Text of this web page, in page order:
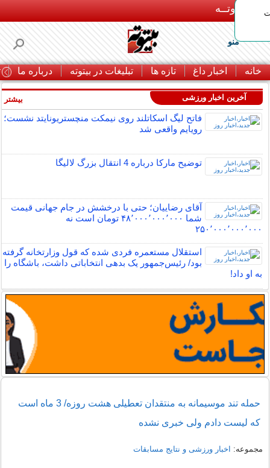
بـیتوتــه
منو
خانه اخبار داغ تازه ها تبلیغات در بیتوته درباره ما
آخرین اخبار ورزشی
فاتح لیگ اسکاتلند روی نیمکت منچستریونایتد نشست؛
رویایم واقعی شد
توضیح مارکا درباره 4 انتقال بزرگ لالیگا
آقای رضاییان؛ حتی با درخشش در جام جهانی قیمت
شما ۴۸٬۰۰۰٬۰۰۰٬۰۰۰ تومان است نه
۲۵۰٬۰۰۰٬۰۰۰٬۰۰۰
استقلال مستعمره فردی شده که قول وزارتخانه گرفته
بود/ رئیس‌جمهور یک بدهی انتخاباتی داشت، باشگاه را
به او داد!
بیشتر
حمله تند موسیمانه به منتقدان تعطیلی هشت روزه/ 3 ماه است
که لیست دادم ولی خبری نشده
مجموعه: اخبار ورزشی و نتایج مسابقات